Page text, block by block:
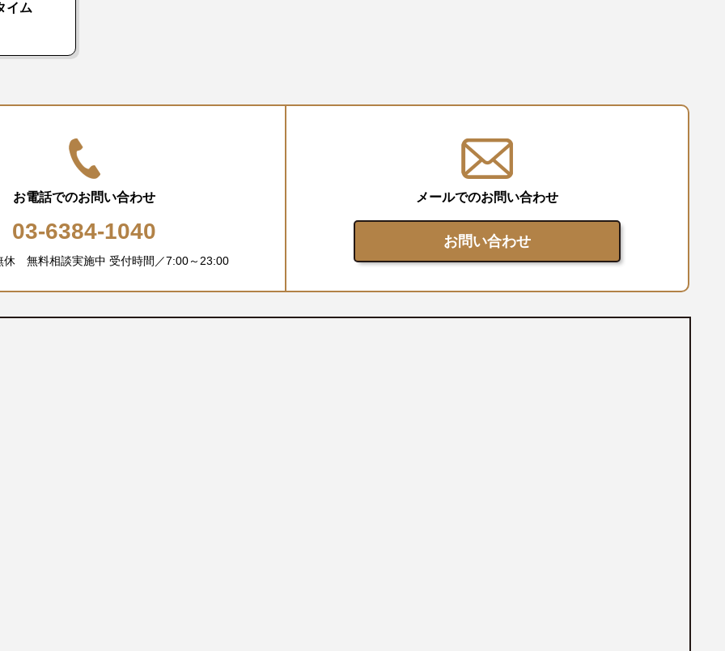
イム
お電話でのお問い合わせ
03-6384-1040
休 無料相談実施中 受付時間／7:00～23:00
メールでのお問い合わせ
お問い合わせ